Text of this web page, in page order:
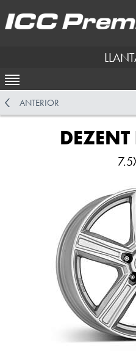
ACTIVAR NAVEGACIÓN
ANTERIOR
DEZENT